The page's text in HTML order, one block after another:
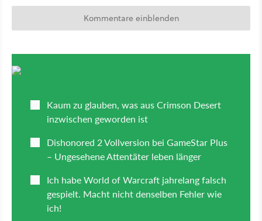
Kommentare einblenden